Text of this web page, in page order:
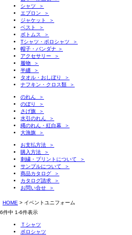
シャツ ＞
エプロン ＞
ジャケット ＞
ベスト ＞
ボトムス ＞
Tシャツ・ポロシャツ ＞
帽子・バンダナ ＞
アクセサリー ＞
履物 ＞
半纏 ＞
タオル・おしぼり ＞
ナフキン・クロス類 ＞
のれん ＞
のぼり ＞
さげ旗 ＞
水引のれん ＞
縄のれん・紅白幕 ＞
大漁旗 ＞
お支払方法 ＞
購入方法 ＞
刺繍・プリントについて ＞
サンプルについて ＞
商品カタログ ＞
カタログ請求 ＞
お問い合せ ＞
HOME
イベントユニフォーム
6件中 1-6件表示
Ｔシャツ
ポロシャツ